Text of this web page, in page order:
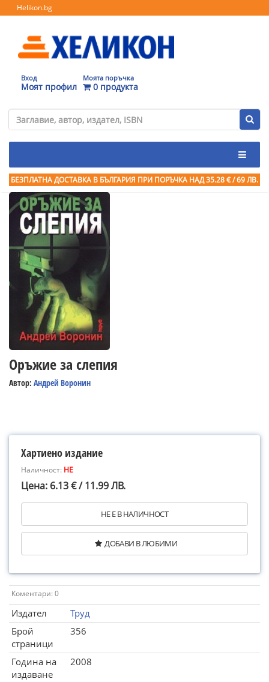
Helikon.bg
Вход
Моят профил
Моята поръчка
0 продукта
БЕЗПЛАТНА ДОСТАВКА В БЪЛГАРИЯ ПРИ ПОРЪЧКА НАД 35.28 € / 69 ЛВ.
Оръжие за слепия
Автор: Андрей Воронин
Хартиено издание
Наличност: НЕ
Цена: 6.13 € / 11.99 ЛВ.
НЕ Е В НАЛИЧНОСТ
ДОБАВИ В ЛЮБИМИ
Коментари: 0
Издател
Труд
Брой
страници
356
Година на
издаване
2008